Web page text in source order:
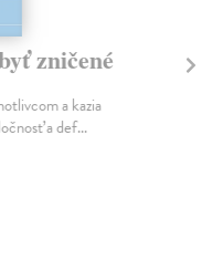
zničené
a kazia
a def...